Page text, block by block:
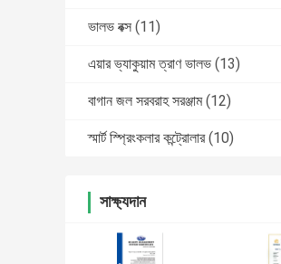
ভালভ বক্স (11)
এয়ার ভ্যাকুয়াম ত্রাণ ভালভ (13)
বাগান জল সরবরাহ সরঞ্জাম (12)
স্মার্ট স্প্রিংকলার কন্ট্রোলার (10)
সাক্ষ্যদান